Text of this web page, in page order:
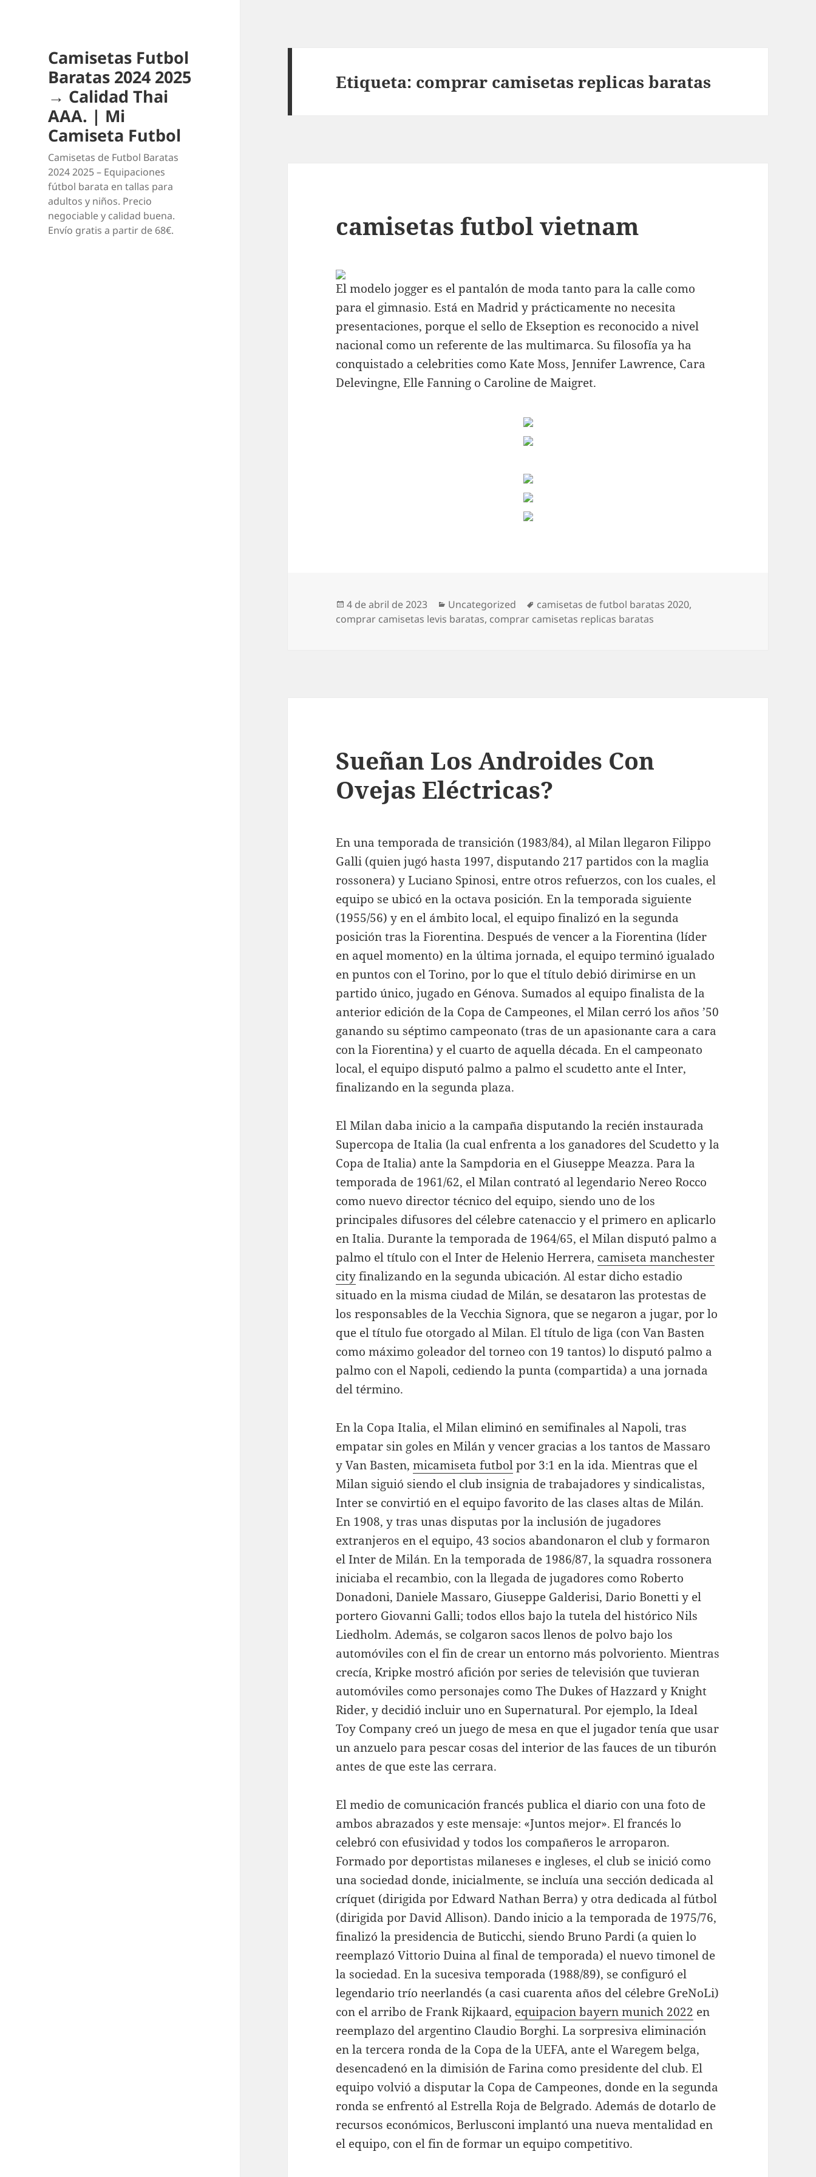
Camisetas Futbol
Baratas 2024 2025
→ Calidad Thai
AAA. | Mi
Camiseta Futbol
Camisetas de Futbol Baratas
2024 2025 – Equipaciones
fútbol barata en tallas para
adultos y niños. Precio
negociable y calidad buena.
Envío gratis a partir de 68€.
Etiqueta: comprar camisetas replicas baratas
camisetas futbol vietnam
El modelo jogger es el pantalón de moda tanto para la calle como
para el gimnasio. Está en Madrid y prácticamente no necesita
presentaciones, porque el sello de Ekseption es reconocido a nivel
nacional como un referente de las multimarca. Su filosofía ya ha
conquistado a celebrities como Kate Moss, Jennifer Lawrence, Cara
Delevingne, Elle Fanning o Caroline de Maigret.
Publicado
el
4 de abril de 2023 Categorías
Uncategorized Etiquetas
camisetas de futbol baratas 2020,
comprar camisetas levis baratas, comprar camisetas replicas baratas
Sueñan Los Androides Con
Ovejas Eléctricas?
En una temporada de transición (1983/84), al Milan llegaron Filippo
Galli (quien jugó hasta 1997, disputando 217 partidos con la maglia
rossonera) y Luciano Spinosi, entre otros refuerzos, con los cuales, el
equipo se ubicó en la octava posición. En la temporada siguiente
(1955/56) y en el ámbito local, el equipo finalizó en la segunda
posición tras la Fiorentina. Después de vencer a la Fiorentina (líder
en aquel momento) en la última jornada, el equipo terminó igualado
en puntos con el Torino, por lo que el título debió dirimirse en un
partido único, jugado en Génova. Sumados al equipo finalista de la
anterior edición de la Copa de Campeones, el Milan cerró los años ’50
ganando su séptimo campeonato (tras de un apasionante cara a cara
con la Fiorentina) y el cuarto de aquella década. En el campeonato
local, el equipo disputó palmo a palmo el scudetto ante el Inter,
finalizando en la segunda plaza.
El Milan daba inicio a la campaña disputando la recién instaurada
Supercopa de Italia (la cual enfrenta a los ganadores del Scudetto y la
Copa de Italia) ante la Sampdoria en el Giuseppe Meazza. Para la
temporada de 1961/62, el Milan contrató al legendario Nereo Rocco
como nuevo director técnico del equipo, siendo uno de los
principales difusores del célebre catenaccio y el primero en aplicarlo
en Italia. Durante la temporada de 1964/65, el Milan disputó palmo a
palmo el título con el Inter de Helenio Herrera, camiseta manchester
cityfinalizando en la segunda ubicación. Al estar dicho estadio
situado en la misma ciudad de Milán, se desataron las protestas de
los responsables de la Vecchia Signora, que se negaron a jugar, por lo
que el título fue otorgado al Milan. El título de liga (con Van Basten
como máximo goleador del torneo con 19 tantos) lo disputó palmo a
palmo con el Napoli, cediendo la punta (compartida) a una jornada
del término.
En la Copa Italia, el Milan eliminó en semifinales al Napoli, tras
empatar sin goles en Milán y vencer gracias a los tantos de Massaro
y Van Basten,micamiseta futbolpor 3:1 en la ida. Mientras que el
Milan siguió siendo el club insignia de trabajadores y sindicalistas,
Inter se convirtió en el equipo favorito de las clases altas de Milán.
En 1908, y tras unas disputas por la inclusión de jugadores
extranjeros en el equipo, 43 socios abandonaron el club y formaron
el Inter de Milán. En la temporada de 1986/87, la squadra rossonera
iniciaba el recambio, con la llegada de jugadores como Roberto
Donadoni, Daniele Massaro, Giuseppe Galderisi, Dario Bonetti y el
portero Giovanni Galli; todos ellos bajo la tutela del histórico Nils
Liedholm. Además, se colgaron sacos llenos de polvo bajo los
automóviles con el fin de crear un entorno más polvoriento. Mientras
crecía, Kripke mostró afición por series de televisión que tuvieran
automóviles como personajes como The Dukes of Hazzard y Knight
Rider, y decidió incluir uno en Supernatural. Por ejemplo, la Ideal
Toy Company creó un juego de mesa en que el jugador tenía que usar
un anzuelo para pescar cosas del interior de las fauces de un tiburón
antes de que este las cerrara.
El medio de comunicación francés publica el diario con una foto de
ambos abrazados y este mensaje: «Juntos mejor». El francés lo
celebró con efusividad y todos los compañeros le arroparon.
Formado por deportistas milaneses e ingleses, el club se inició como
una sociedad donde, inicialmente, se incluía una sección dedicada al
críquet (dirigida por Edward Nathan Berra) y otra dedicada al fútbol
(dirigida por David Allison). Dando inicio a la temporada de 1975/76,
finalizó la presidencia de Buticchi, siendo Bruno Pardi (a quien lo
reemplazó Vittorio Duina al final de temporada) el nuevo timonel de
la sociedad. En la sucesiva temporada (1988/89), se configuró el
legendario trío neerlandés (a casi cuarenta años del célebre GreNoLi)
con el arribo de Frank Rijkaard, equipacion bayern munich 2022 en
reemplazo del argentino Claudio Borghi. La sorpresiva eliminación
en la tercera ronda de la Copa de la UEFA, ante el Waregem belga,
desencadenó en la dimisión de Farina como presidente del club. El
equipo volvió a disputar la Copa de Campeones, donde en la segunda
ronda se enfrentó al Estrella Roja de Belgrado. Además de dotarlo de
recursos económicos, Berlusconi implantó una nueva mentalidad en
el equipo, con el fin de formar un equipo competitivo.